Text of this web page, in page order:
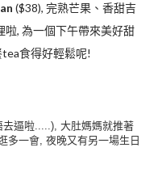
($38), 完熟芒果、香甜吉
啦, 為一個下午帶來美好甜
食得好輕鬆呢!
逼啦.....), 大肚媽媽就推著
多一會, 夜晚又有另一場生日